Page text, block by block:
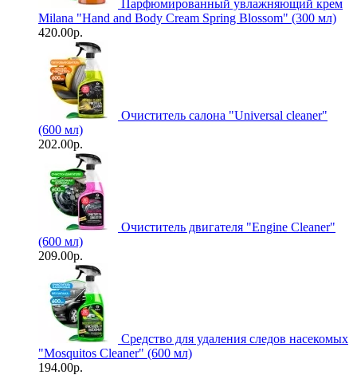
Парфюмированный увлажняющий крем
Milana "Hand and Body Cream Spring Blossom" (300 мл)
420.00р.
Очиститель салона "Universal сleaner"
(600 мл)
202.00р.
Очиститель двигателя "Engine Cleaner"
(600 мл)
209.00р.
Средство для удаления следов насекомых
"Mosquitos Cleaner" (600 мл)
194.00р.